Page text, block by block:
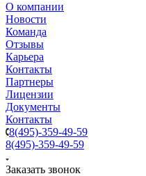
О компании
Новости
Команда
Отзывы
Карьера
Контакты
Партнеры
Лицензии
Документы
Контакты
8(495)-359-49-59
8(495)-359-49-59
Заказать звонок